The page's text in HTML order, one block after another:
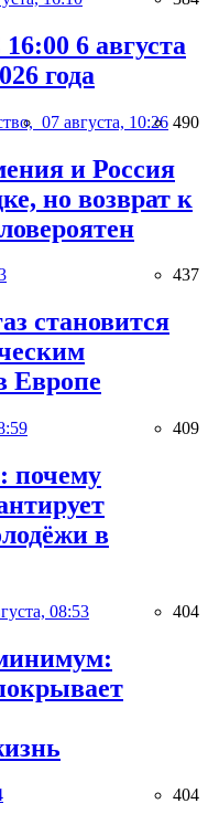
6 августа
года
07 августа, 10:26 490
и Россия
но возврат к
437
становится
Европе
409
почему
в
08:53 404
404